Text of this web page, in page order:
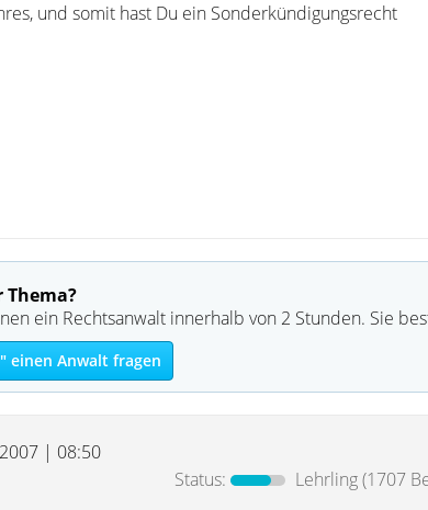
und somit hast Du ein Sonderkündigungsrecht
ein Rechtsanwalt innerhalb von 2 Stunden. Sie
einen Anwalt fragen
| 08:50
Status:
Lehrling(1707